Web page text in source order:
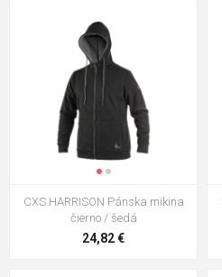
CXS HARRISON Pánska mikina
čierno / šedá
24,82 €